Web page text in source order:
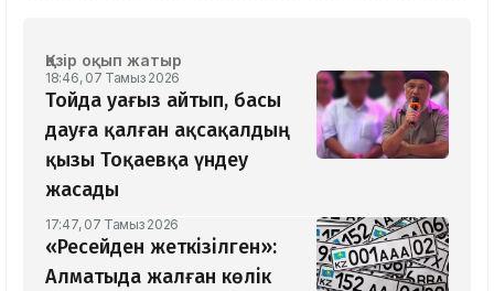
Қазір оқып жатыр
18:46, 07 Тамыз 2026
Тойда уағыз айтып, басы
дауға қалған ақсақалдың
қызы Тоқаевқа үндеу
жасады
17:47, 07 Тамыз 2026
«Ресейден жеткізілген»:
Алматыда жалған көлік